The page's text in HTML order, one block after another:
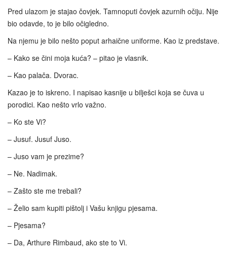
Pred ulazom je stajao čovjek. Tamnoputi čovjek azurnih očiju. Nije
bio odavde, to je bilo očigledno.
Na njemu je bilo nešto poput arhaične uniforme. Kao iz predstave.
– Kako se čini moja kuća? – pitao je vlasnik.
– Kao palača. Dvorac.
Kazao je to iskreno. I napisao kasnije u bilješci koja se čuva u
porodici. Kao nešto vrlo važno.
– Ko ste Vi?
– Jusuf. Jusuf Juso.
– Juso vam je prezime?
– Ne. Nadimak.
– Zašto ste me trebali?
– Želio sam kupiti pištolj i Vašu knjigu pjesama.
– Pjesama?
– Da, Arthure Rimbaud, ako ste to Vi.